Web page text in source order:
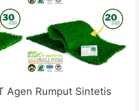
Agen Rumput Sintetis